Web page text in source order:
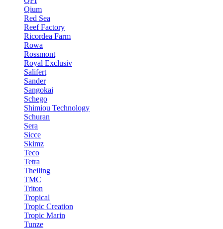
Qium
Red Sea
Reef Factory
Ricordea Farm
Rowa
Rossmont
Royal Exclusiv
Salifert
Sander
Sangokai
Schego
Shimiou Technology
Schuran
Sera
Sicce
Skimz
Teco
Tetra
Theiling
TMC
Triton
Tropical
Tropic Creation
Tropic Marin
Tunze